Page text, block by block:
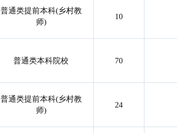
普通类提前本科(乡村教
师)
10
普通类本科院校 70
普通类提前本科(乡村教
师)
24